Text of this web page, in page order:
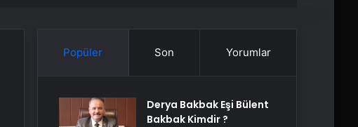
Popüler Son Yorumlar
Derya Bakbak Eşi Bülent
Bakbak Kimdir ?